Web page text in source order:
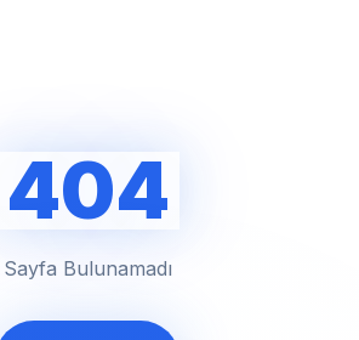
404
Sayfa Bulunamadı